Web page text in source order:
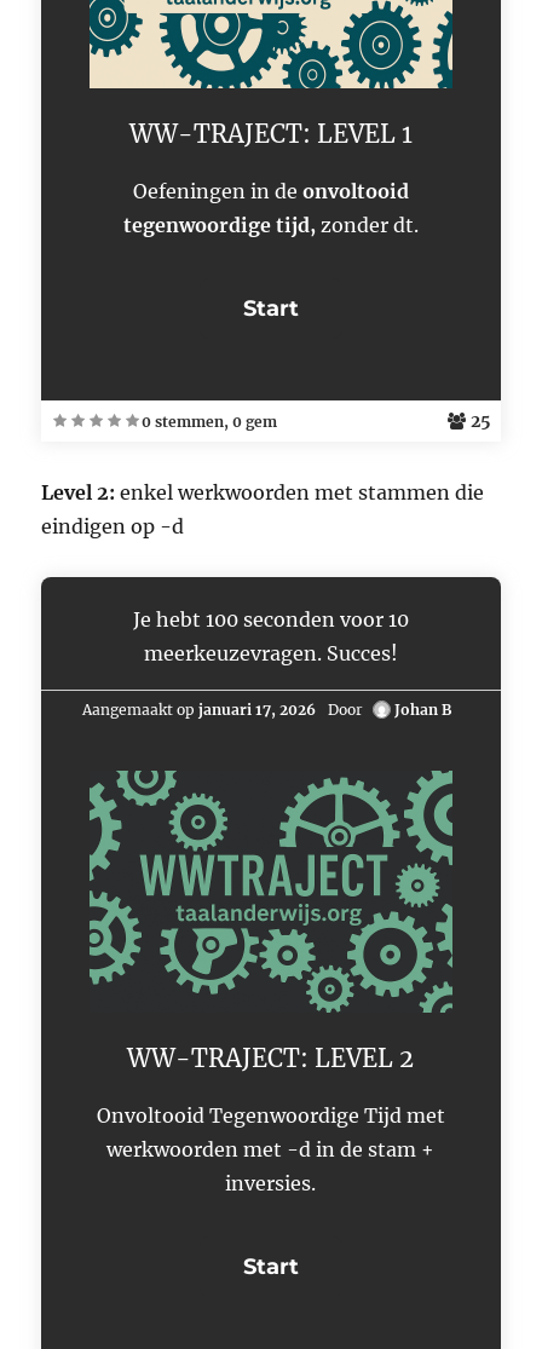
0 stemmen, 0 gem 25
WW-TRAJECT: LEVEL 1
Oefeningen in de onvoltooid
tegenwoordige tijd, zonder dt.
Level 2:enkel werkwoorden met stammen die
eindigen op -d
Je hebt 100 seconden voor 10
meerkeuzevragen. Succes!
Aangemaakt op januari 17, 2026 Door Johan B
WW-TRAJECT: LEVEL 2
Onvoltooid Tegenwoordige Tijd met
werkwoorden met -d in de stam +
inversies.